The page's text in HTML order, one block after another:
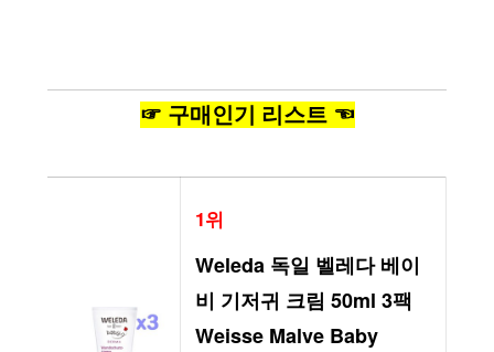
☞ 구매인기 리스트 ☜
1위
Weleda 독일 벨레다 베이
비 기저귀 크림 50ml 3팩
Weisse Malve Baby